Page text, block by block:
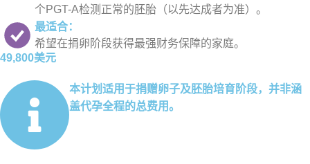
个PGT-A检测正常的胚胎（以先达成者为准）。
最适合：
希望在捐卵阶段获得最强财务保障的家庭。
49,800美元
本计划适用于捐赠卵子及胚胎培育阶段，并非涵
盖代孕全程的总费用。